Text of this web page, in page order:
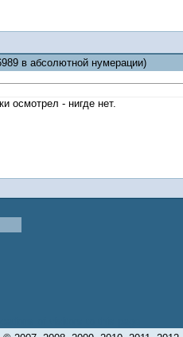
в абсолютной нумерации)
осмотрел - нигде нет.